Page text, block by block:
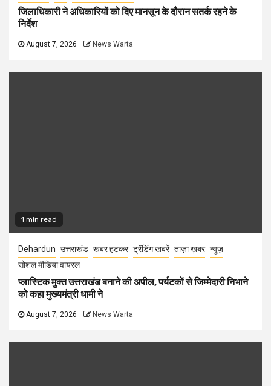
जिलाधिकारी ने अधिकारियों को दिए मानसून के दौरान सतर्क रहने के
निर्देश
August 7, 2026 News Warta
1 min read
Dehardun उत्तराखंड खबर हटकर ट्रेंडिंग खबरें ताज़ा ख़बर न्यूज़
सोशल मीडिया वायरल
प्लास्टिक मुक्त उत्तराखंड बनाने की अपील, पर्यटकों से जिम्मेदारी निभाने
को कहा मुख्यमंत्री धामी ने
August 7, 2026 News Warta